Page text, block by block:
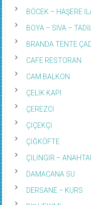
BÖCEK – HAŞERE
BOYA – SIVA –
BRANDA TENTE
CAFE RESTORAN
CAM BALKON
ÇELİK KAPI
ÇEREZCİ
ÇİÇEKÇİ
ÇİĞKÖFTE
ÇİLİNGİR –
DAMACANA SU
DERSANE – KURS